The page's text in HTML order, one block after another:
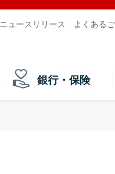
ニュースリリース よくある
銀行・保険